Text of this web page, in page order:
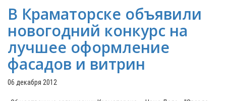
В Краматорске объявили
новогодний конкурс на
лучшее оформление
фасадов и витрин
06 декабря 2012